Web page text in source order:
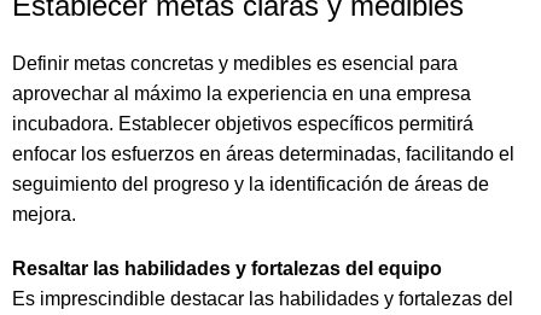
Definir metas concretas y medibles es esencial para
aprovechar al máximo la experiencia en una empresa
incubadora. Establecer objetivos específicos permitirá
enfocar los esfuerzos en áreas determinadas, facilitando el
seguimiento del progreso y la identificación de áreas de
mejora.
Resaltar las habilidades y fortalezas del equipo
Es imprescindible destacar las habilidades y fortalezas del